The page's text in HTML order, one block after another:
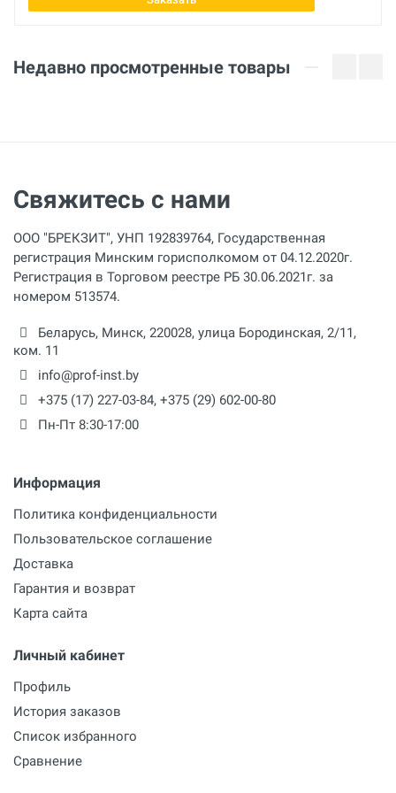
Длина
Высота
Недавно просмотренные товары
Свяжитесь с нами
ООО "БРЕКЗИТ", УНП 192839764, Государственная
регистрация Минским горисполкомом от 04.12.2020г.
Регистрация в Торговом реестре РБ 30.06.2021г. за
номером 513574.
Беларусь, Минск, 220028, улица Бородинская, 2/11,
ком. 11
info@prof-inst.by
+375 (17) 227-03-84, +375 (29) 602-00-80
Пн-Пт 8:30-17:00
Информация
Политика конфиденциальности
Пользовательское соглашение
Доставка
Гарантия и возврат
Карта сайта
Личный кабинет
Профиль
История заказов
Список избранного
Сравнение